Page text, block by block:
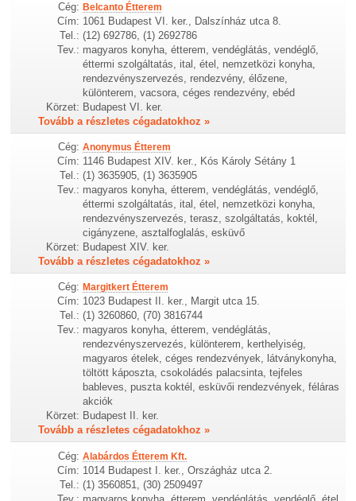
Cég: Belcanto Étterem
Cím: 1061 Budapest VI. ker., Dalszínház utca 8.
Tel.: (12) 692786, (1) 2692786
Tev.: magyaros konyha, étterem, vendéglátás, vendéglő,
éttermi szolgáltatás, ital, étel, nemzetközi konyha,
rendezvényszervezés, rendezvény, élőzene,
különterem, vacsora, céges rendezvény, ebéd
Körzet: Budapest VI. ker.
Tovább a részletes cégadatokhoz »
Cég: Anonymus Étterem
Cím: 1146 Budapest XIV. ker., Kós Károly Sétány 1
Tel.: (1) 3635905, (1) 3635905
Tev.: magyaros konyha, étterem, vendéglátás, vendéglő,
éttermi szolgáltatás, ital, étel, nemzetközi konyha,
rendezvényszervezés, terasz, szolgáltatás, koktél,
cigányzene, asztalfoglalás, esküvő
Körzet: Budapest XIV. ker.
Tovább a részletes cégadatokhoz »
Cég: Margitkert Étterem
Cím: 1023 Budapest II. ker., Margit utca 15.
Tel.: (1) 3260860, (70) 3816744
Tev.: magyaros konyha, étterem, vendéglátás,
rendezvényszervezés, különterem, kerthelyiség,
magyaros ételek, céges rendezvények, látványkonyha,
töltött káposzta, csokoládés palacsinta, tejfeles
bableves, puszta koktél, esküvői rendezvények, féláras
akciók
Körzet: Budapest II. ker.
Tovább a részletes cégadatokhoz »
Cég: Alabárdos Étterem Kft.
Cím: 1014 Budapest I. ker., Országház utca 2.
Tel.: (1) 3560851, (30) 2509497
Tev.: magyaros konyha, étterem, vendéglátás, vendéglő, étel,